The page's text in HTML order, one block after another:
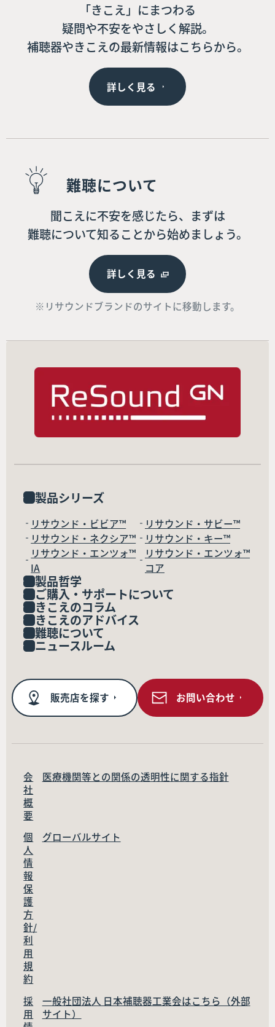
「きこえ」にまつわる
疑問や不安をやさしく解説。
補聴器やきこえの最新情報はこちらから。
詳しく見る
難聴について
聞こえに不安を感じたら、まずは
難聴について知ることから始めましょう。
詳しく見る
※リサウンドブランドのサイトに移動します。
製品シリーズ
リサウンド・ビビア™
リサウンド・サビー™
リサウンド・ネクシア™
リサウンド・キー™
リサウンド・エンツォ™
IA
リサウンド・エンツォ™
コア
製品哲学
ご購入・サポートについて
きこえのコラム
きこえのアドバイス
難聴について
ニュースルーム
販売店を探す お問い合わせ
会
社
概
要
医療機関等との関係の透明性に関する指針
個
人
情
報
保
護
方
針/
利
用
規
約
グローバルサイト
採
用
一般社団法人 日本補聴器工業会はこちら（外部
サイト）